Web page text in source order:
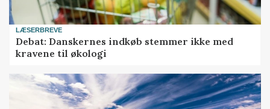
LÆSERBREVE
Debat: Danskernes indkøb stemmer ikke med
kravene til økologi